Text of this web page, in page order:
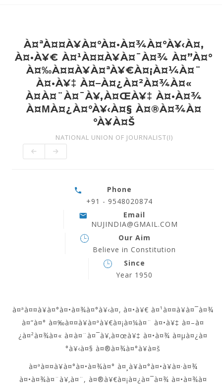
À¤ªÀ¤¤À¥À¤°À¤•À¤¾À¤°À¥‹À¤‚
À¤•À¥€ À¤¹À¤¤À¥À¤¯À¤¾ À¤”À¤°
À¤‰À¤¤À¥À¤ªÀ¥€À¤¡À¤¼À¤¨
À¤•À¥‡ À¤–À¤¿À¤²À¤¾À¤«
À¤À¤¨À¤¯À¥‚À¤ŒÀ¥‡ À¤•À¤¾
À¤ΜÀ¤¿À¤°À¥‹À¤§ À¤®À¤¾À¤
°À¥À¤Š
NATIONAL UNION OF JOURNALIST(I)
Phone
+91 - 9548020874
Email
NUJINDIA@GMAIL.COM
Our Aim
Believe in Constitution
Since
Year 1950
à¤ªà¤¤à¥à¤°à¤•à¤¾à¤°à¥‹à¤‚ à¤•à¥€ à¤¹à¤¤à¥à¤¯à¤¾
à¤”à¤° à¤‰à¤¤à¥à¤ªà¥€à¤¡à¤¼à¤¨ à¤•à¥‡ à¤–à¤
¿à¤²à¤¾à¤« à¤à¤¨à¤¯à¥‚à¤œà¥‡ à¤•à¤¾ à¤µà¤¿à¤
°à¥‹à¤§ à¤®à¤¾à¤°à¥à¤š
à¤ªà¤¤à¥à¤°à¤•à¤¾à¤° à¤¸à¥à¤°à¤•à¥à¤·à¤¾
à¤•à¤¾à¤¨à¥‚à¤¨, à¤®à¥€à¤¡à¤¿à¤¯à¤¾ à¤•à¤¾à¤